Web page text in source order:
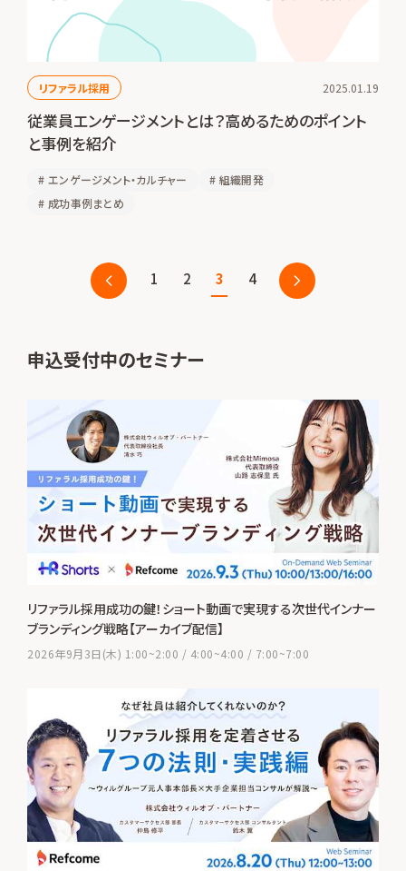
リファラル採用 2025.01.19
従業員エンゲージメントとは？高めるためのポイント
と事例を紹介
# エンゲージメント・カルチャー # 組織開発
# 成功事例まとめ
1 2 3 4
申込受付中のセミナー
リファラル採用成功の鍵！ショート動画で実現する次世代インナー
ブランディング戦略【アーカイブ配信】
2026年9月3日(木) 1:00~2:00 / 4:00~4:00 / 7:00~7:00